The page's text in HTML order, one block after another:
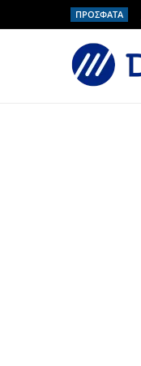
ΠΡΟΣΦΑΤΑ